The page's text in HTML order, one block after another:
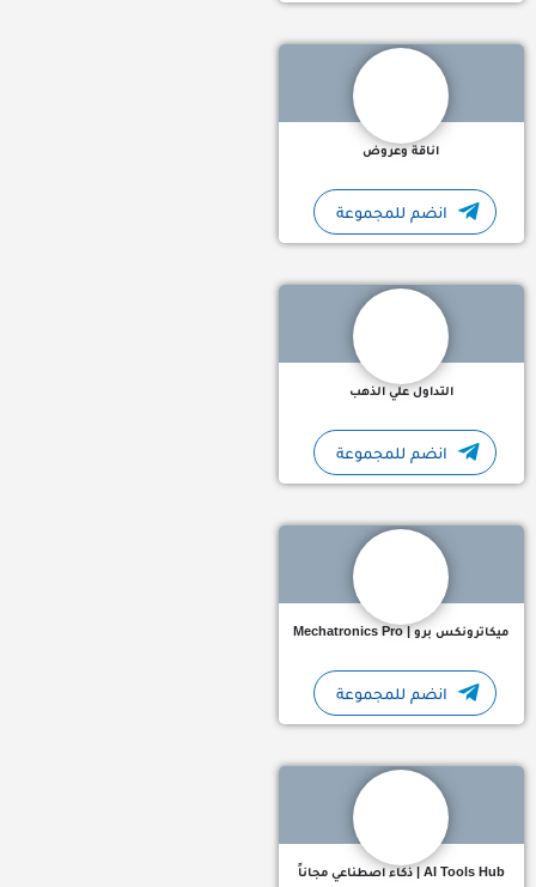
اناقة وعروض
انضم للمجموعة
التداول علي الذهب
التداول علي الذهب قناة مختصة في التداول على االذهب في
انضم للمجموعة
ميكاترونكس برو | Mechatronics Pro
قناتنا "Mechatronics" تحتوي على:- مراجع وكتب للمقررات الجامعية مشاريع تخرج وفيديوهات لأفكارمتنوعه ملتقى…
انضم للمجموعة
AI Tools Hub | ذكاء اصطناعي مجاناً
بوابتك المجانية لعالم الذكاء الاصطناعي! اكتشف أدوات،